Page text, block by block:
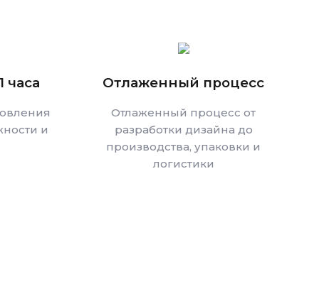
часа
и
Отлаженный процесс
Отлаженный процесс от
разработки дизайна до
производства, упаковки и
логистики